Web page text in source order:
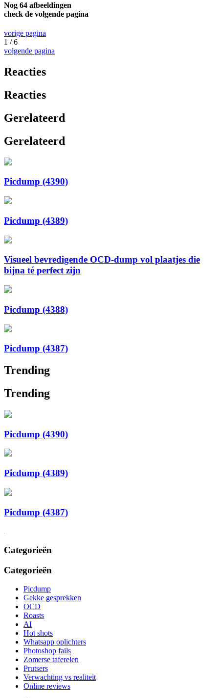
Nog 64 afbeeldingen
check de volgende pagina
vorige pagina
1 / 6
volgende pagina
Reacties
Reacties
Gerelateerd
Gerelateerd
Picdump (4390)
Picdump (4389)
Visueel bevredigende OCD-dump vol plaatjes die
bijna té perfect zijn
Picdump (4388)
Picdump (4387)
Trending
Trending
Picdump (4390)
Picdump (4389)
Picdump (4387)
Categorieën
Categorieën
Picdump
Gekke gesprekken
OCD
Roasts
AI
Hot shots
Whatsapp oplichters
Photoshop fails
Zomerse taferelen
Prutsers
Verwachting vs realiteit
Online reviews